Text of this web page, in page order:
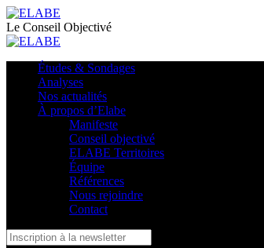
Le Conseil Objectivé
Études & Sondages
Analyses
Nos actualités
À propos d’Elabe
Manifeste
Conseil objectivé
ELABE Territoires
Équipe
Références
Nous rejoindre
Contact